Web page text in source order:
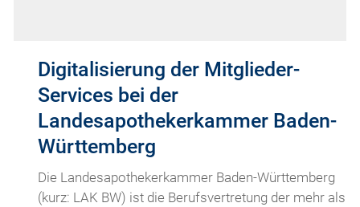
Digitalisierung der Mitglieder-
Services bei der
Landesapothekerkammer Baden-
Württemberg
Die Landesapothekerkammer Baden-Württemberg
(kurz: LAK BW) ist die Berufsvertretung der mehr als